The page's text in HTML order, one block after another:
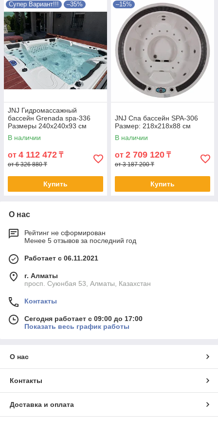
Супер Вариант!!! –35%
JNJ Гидромассажный
бассейн Grenada spa-336
Размеры 240x240x93 см
В наличии
от 4 112 472 ₸
от 6 326 880 ₸
Купить
–15%
JNJ Спа бассейн SPA-306
Размер: 218x218x88 см
В наличии
от 2 709 120 ₸
от 3 187 200 ₸
Купить
О нас
Рейтинг не сформирован
Менее 5 отзывов за последний год
Работает с 06.11.2021
г. Алматы
просп. Суюнбая 53, Алматы, Казахстан
Контакты
Сегодня работает с 09:00 до 17:00
Показать весь график работы
О нас
Контакты
Доставка и оплата